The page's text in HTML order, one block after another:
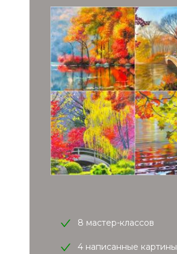
8 мастер-классов
4 написанные картины